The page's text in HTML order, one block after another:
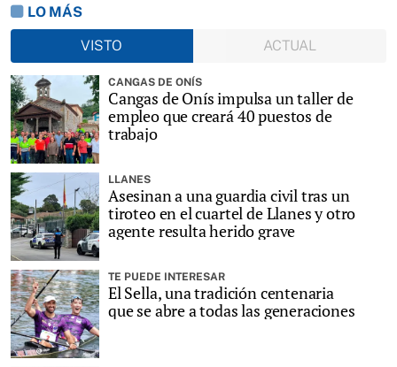
LO MÁS
VISTO
ACTUAL
CANGAS DE ONÍS
Cangas de Onís impulsa un taller de
empleo que creará 40 puestos de
trabajo
LLANES
Asesinan a una guardia civil tras un
tiroteo en el cuartel de Llanes y otro
agente resulta herido grave
TE PUEDE INTERESAR
El Sella, una tradición centenaria
que se abre a todas las generaciones